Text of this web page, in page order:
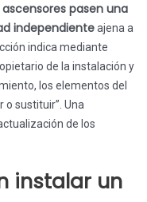
pasen una
independienteajena a
indica mediante
de la instalación y
los elementos del
o sustituir”. Una
de los
instalar un